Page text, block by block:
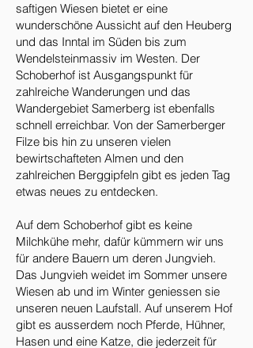
saftigen Wiesen bietet er eine
wunderschöne Aussicht auf den Heuberg
und das Inntal im Süden bis zum
Wendelsteinmassiv im Westen. Der
Schoberhof ist Ausgangspunkt für
zahlreiche Wanderungen und das
Wandergebiet Samerberg ist ebenfalls
schnell erreichbar. Von der Samerberger
Filze bis hin zu unseren vielen
bewirtschafteten Almen und den
zahlreichen Berggipfeln gibt es jeden Tag
etwas neues zu entdecken.
Auf dem Schoberhof gibt es keine
Milchkühe mehr, dafür kümmern wir uns
für andere Bauern um deren Jungvieh.
Das Jungvieh weidet im Sommer unsere
Wiesen ab und im Winter geniessen sie
unseren neuen Laufstall. Auf unserem Hof
gibt es ausserdem noch Pferde, Hühner,
Hasen und eine Katze, die jederzeit für